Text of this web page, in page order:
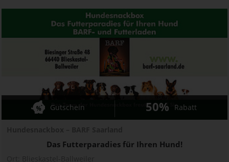
Das Futterparadies für Ihren Hund!
Gutschein 50% Rabatt